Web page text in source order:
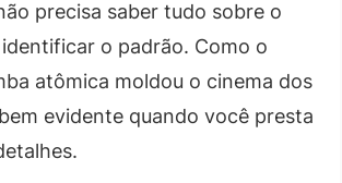
precisa saber tudo sobre o
o padrão. Como o
atômica moldou o cinema dos
evidente quando você presta